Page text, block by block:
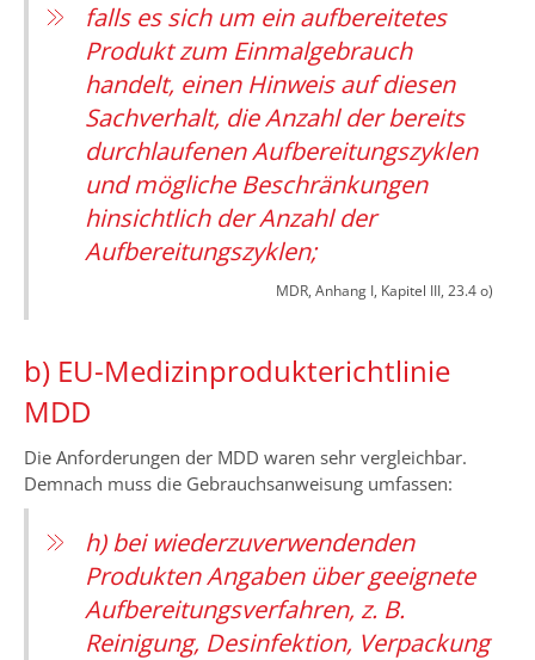
falls es sich um ein aufbereitetes
Produkt zum Einmalgebrauch
handelt, einen Hinweis auf diesen
Sachverhalt, die Anzahl der bereits
durchlaufenen Aufbereitungszyklen
und mögliche Beschränkungen
hinsichtlich der Anzahl der
Aufbereitungszyklen;
MDR, Anhang I, Kapitel III, 23.4 o)
b) EU-Medizinprodukterichtlinie
MDD
Die Anforderungen der MDD waren sehr vergleichbar.
Demnach muss die Gebrauchsanweisung umfassen:
h) bei wiederzuverwendenden
Produkten Angaben über geeignete
Aufbereitungsverfahren, z. B.
Reinigung, Desinfektion, Verpackung